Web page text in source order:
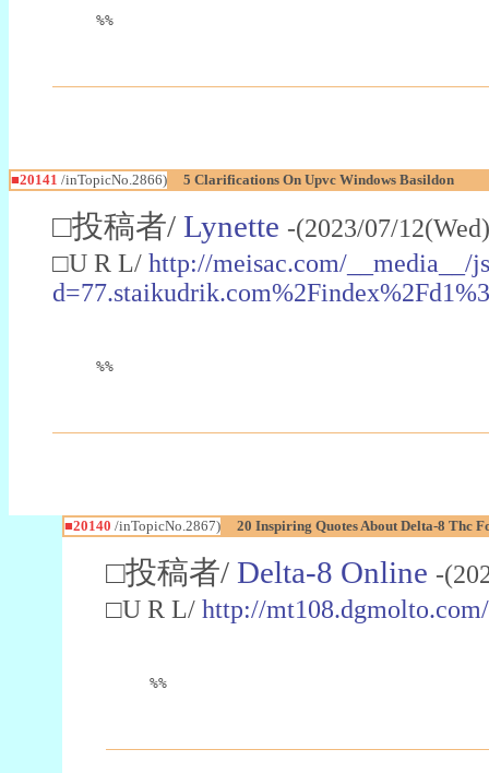
%%
■20141 /inTopicNo.2866) 5 Clarifications On Upvc Windows Basildon
□投稿者/ Lynette -(2023/07/
□U R L/ http://meisac.com/__media__/
%%
■20140 /inTopicNo.2867) 20 Inspiring Quotes About Delta-8 Thc
□投稿者/ Delta-8 Online -
□U R L/ http://
%%